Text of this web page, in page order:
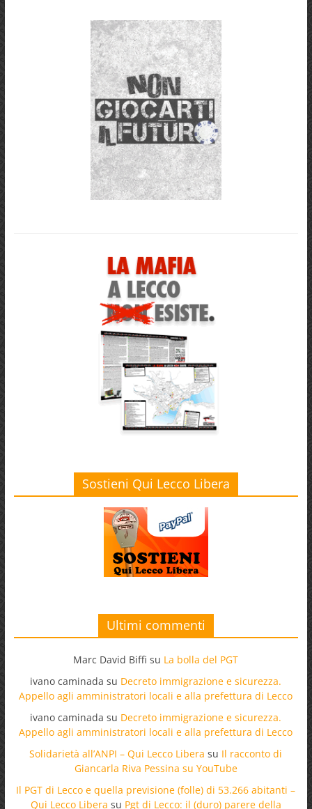
Sostieni Qui Lecco Libera
Ultimi commenti
Marc David Biffi su La bolla del PGT
ivano caminada su Decreto immigrazione e sicurezza.
Appello agli amministratori locali e alla prefettura di Lecco
ivano caminada su Decreto immigrazione e sicurezza.
Appello agli amministratori locali e alla prefettura di Lecco
Solidarietà all’ANPI – Qui Lecco Libera su Il racconto di
Giancarla Riva Pessina su YouTube
Il PGT di Lecco e quella previsione (folle) di 53.266 abitanti –
Qui Lecco Libera su Pgt di Lecco: il (duro) parere della